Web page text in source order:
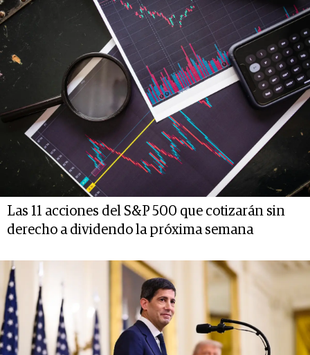
Las 11 acciones del S&P 500 que cotizarán sin
derecho a dividendo la próxima semana